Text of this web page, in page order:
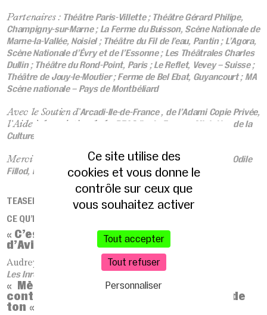
Partenaires : Théâtre Paris-Villette ; Théâtre Gérard Philipe,
Champigny-sur-Marne ; La Ferme du Buisson, Scène Nationale de
Marne-la-Vallée, Noisiel ; Théâtre du Fil de l’eau, Pantin ; L’Agora,
Scène Nationale d’Évry et de l’Essonne ; Les Théâtrales Charles
Dullin ; Théâtre du Rond-Point, Paris ; Le Reflet, Vevey – Suisse ;
Théâtre de Jouy-le-Moutier ; Ferme de Bel Ebat, Guyancourt ; MA
Scène nationale – Pays de Montbéliard
Avec le Soutien d’Arcadi-Ile-de-France , de l’Adami Copie Privée,
l’Aide à la création de la
DRAC Ile-de-France- Ministère de la
Culture,
Merci à l’
Ecole Hourdé, Isabelle Canals, Marie Combeau, Odile
Fillod, Louise Olivères, SVT Egalité
TEASER
CE QU’EN PENSE LA PRESSE
« C’est le succès du Off du Festival
d’Avignon
Audrey Lebel
Les Inrockuptibles
« Mènent la bataille avec un humour
contagieux et une constante justesse de
ton «
Ce site utilise des
cookies et vous donne le
contrôle sur ceux que
vous souhaitez activer
Tout accepter
Tout refuser
Personnaliser